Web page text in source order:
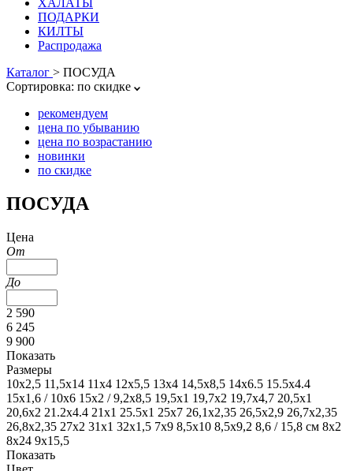
ПОДАРКИ
КИЛТЫ
Распродажа
Каталог > ПОСУДА
Сортировка: по скидке
рекомендуем
цена по убыванию
цена по возрастанию
новинки
по скидке
ПОСУДА
Цена
От
До
2 590
6 245
9 900
Показать
Размеры
10х2,5 11,5х14 11х4 12х5,5 13х4 14,5х8,5 14х6.5 15.5х4.4
15х1,6 / 10х6 15х2 / 9,2х8,5 19,5х1 19,7х2 19,7х4,7 20,5х1
20,6х2 21.2х4.4 21х1 25.5х1 25х7 26,1х2,35 26,5х2,9 26,7х2,35
26,8х2,35 27х2 31х1 32х1,5 7х9 8,5х10 8,5х9,2 8,6 / 15,8 см 8х2
8х24 9х15,5
Показать